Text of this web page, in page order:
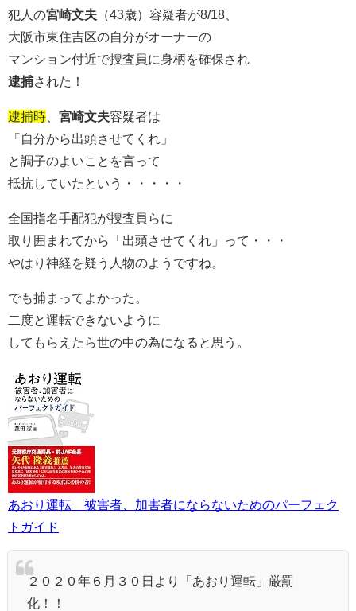
犯人の宮崎文夫 （43歳）容疑者が8/18、
大阪市東住吉区の自分がオーナーの
マンション付近で捜査員に身柄を確保され
逮捕された！
逮捕時 宮崎文夫容疑者は
「自分から出頭させてくれ」
と調子のよいことを言って
抵抗していたという・・・・・
全国指名手配犯が捜査員らに
取り囲まれてから「出頭させてくれ」って・・・
やはり神経を疑う人物のようですね。
でも捕まってよかった。
二度と運転できないように
してもらえたら世の中の為になると思う。
あおり運転 被害者、加害者にならないためのパーフェク
トガイド
２０２０年６月３０日より「あおり運転」厳罰
化！！